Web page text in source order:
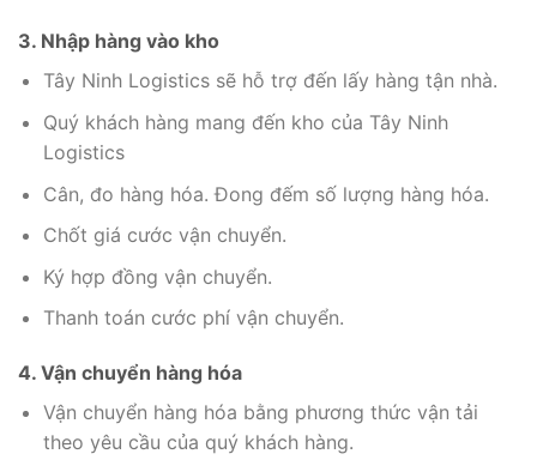
3. Nhập hàng vào kho
Tây Ninh Logistics sẽ hỗ trợ đến lấy hàng tận nhà.
Quý khách hàng mang đến kho của Tây Ninh
Logistics
Cân, đo hàng hóa. Đong đếm số lượng hàng hóa.
Chốt giá cước vận chuyển.
Ký hợp đồng vận chuyển.
Thanh toán cước phí vận chuyển.
4. Vận chuyển hàng hóa
Vận chuyển hàng hóa bằng phương thức vận tải
theo yêu cầu của quý khách hàng.